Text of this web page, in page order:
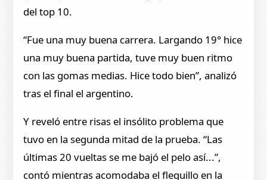
del top 10.
“Fue una muy buena carrera. Largando 19° hice
una muy buena partida, tuve muy buen ritmo
con las gomas medias. Hice todo bien”, analizó
tras el final el argentino.
Y reveló entre risas el insólito problema que
tuvo en la segunda mitad de la prueba. “Las
últimas 20 vueltas se me bajó el pelo así...”,
contó mientras acomodaba el flequillo en la